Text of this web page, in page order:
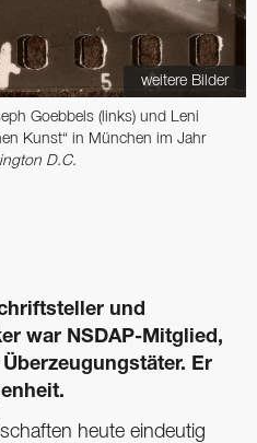
weitere Bilder
Goebbels (links) und Leni
Kunst“ in München im Jahr
D.C.
und
war NSDAP-Mitglied,
Er
heute eindeutig